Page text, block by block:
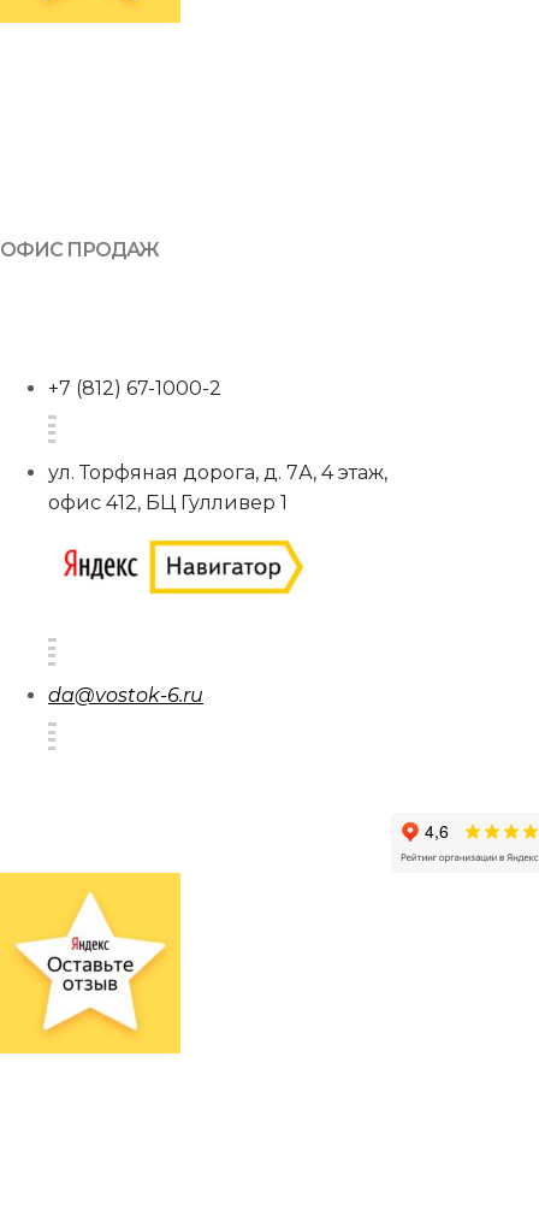
ОФИС ПРОДАЖ
+7 (812) 67-1000-2
ул. Торфяная дорога, д. 7А, 4 этаж,
офис 412, БЦ Гулливер 1
da@vostok-6.ru